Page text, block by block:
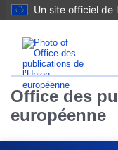
Un site officiel de
Office des
européenne